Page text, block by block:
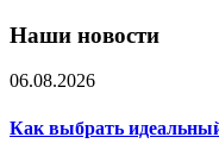
Наши новости
06.08.2026
Как выбрать